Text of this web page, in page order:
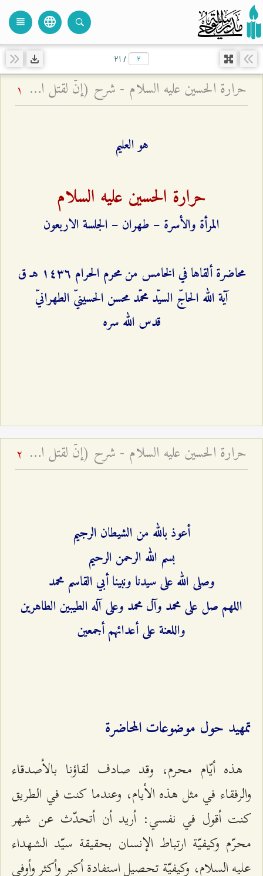
language
view_headline
/۲۱
حرارة الحسين عليه السلام - شرح (إنّ لقتل الحسين حرارة في قلوب المؤمنين لا تبرد أبدًا) 1
هو العليم
حرارة الحسين عليه السلام
المرأة والأسرة – طهران – الجلسة الاربعون
محاضرة ألقاها في الخامس من محرم الحرام ۱٤٣٦ هـ ق
آية الله الحاجّ السيّد محمّد محسن الحسينيّ الطهرانيّ
قدس الله سره
حرارة الحسين عليه السلام - شرح (إنّ لقتل الحسين حرارة في قلوب المؤمنين لا تبرد أبدًا) 2
أعوذ بالله من الشيطان الرجيم
بسم الله الرحمن الرحيم
وصلى الله على سيدنا ونبينا أبي القاسم محمد
اللهم صل على محمد وآل محمد وعلى آله الطيبين الطاهرين
واللعنة على أعدائهم أجمعين
تمهيد حول موضوعات المحاضرة
هذه أيّام محرم، وقد صادف لقاؤنا بالأصدقاء
والرفقاء في مثل هذه الأيام، وعندما كنت في الطريق
كنت أقول في نفسي: أريد أن أتحدّث عن شهر
محرّم وكيفيّة ارتباط الإنسان بحقيقة سيّد الشهداء
عليه السلام، وكيفيّة تحصيل استفادة أكبر وأكثر وأوفى